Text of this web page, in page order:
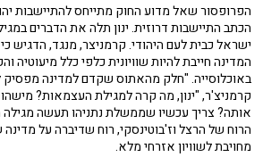
הפרופסור שאל מדוע החוק מתייחס להתיישבות
הכתב התיישבות דרוזית. ינון תלה את הדברים
המדינה חייבת להיות שוויונית כלפי כלל מיעוטיה
באוכלוסייה. "חלק מהאתוס שקדם למדינה מפסיק
קרמניצ'ר, "ינון, מה קרה למגילת העצמאות?
אותה? צריך עכשיו שממשלת נתניהו תעשה
הרוח של הרצל וז'בוטינסקי, רוח שדיברה על
מחויבת לשוויון אזרחי מלא.